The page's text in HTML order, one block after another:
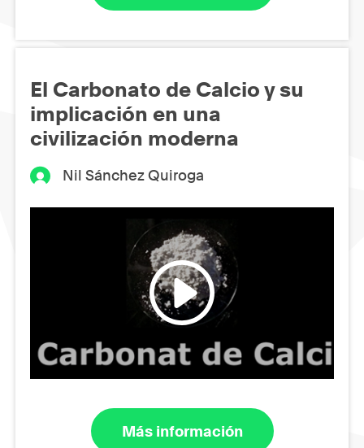
El Carbonato de Calcio y su
implicación en una
civilización moderna
Nil Sánchez Quiroga
Más información